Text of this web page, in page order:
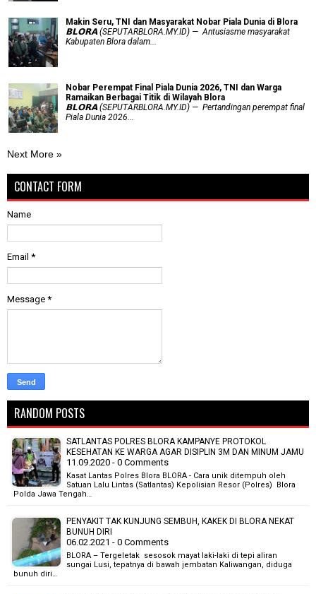
Makin Seru, TNI dan Masyarakat Nobar Piala Dunia di Blora
𝗕𝗟𝗢𝗥𝗔 (SEPUTARBLORA.MY.ID) — Antusiasme masyarakat
Kabupaten Blora dalam...
Nobar Perempat Final Piala Dunia 2026, TNI dan Warga
Ramaikan Berbagai Titik di Wilayah Blora
𝗕𝗟𝗢𝗥𝗔 (SEPUTARBLORA.MY.ID) — Pertandingan perempat final
Piala Dunia 2026...
Next More »
CONTACT FORM
Name
Email *
Message *
RANDOM POSTS
SATLANTAS POLRES BLORA KAMPANYE PROTOKOL
KESEHATAN KE WARGA AGAR DISIPLIN 3M DAN MINUM JAMU
11.09.2020 - 0 Comments
Kasat Lantas Polres Blora BLORA - Cara unik ditempuh oleh
Satuan Lalu Lintas (Satlantas) Kepolisian Resor (Polres) Blora
Polda Jawa Tengah…
PENYAKIT TAK KUNJUNG SEMBUH, KAKEK DI BLORA NEKAT
BUNUH DIRI
06.02.2021 - 0 Comments
BLORA – Tergeletak sesosok mayat laki-laki di tepi aliran
sungai Lusi, tepatnya di bawah jembatan Kaliwangan, diduga
bunuh diri…